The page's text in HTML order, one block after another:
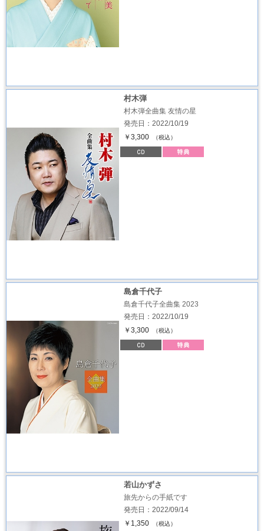
村木弾
村木弾全曲集 友情の星
発売日：2022/10/19
￥3,300
（税込）
島倉千代子
島倉千代子全曲集 2023
発売日：2022/10/19
￥3,300
（税込）
若山かずさ
旅先からの手紙です
発売日：2022/09/14
￥1,350
（税込）